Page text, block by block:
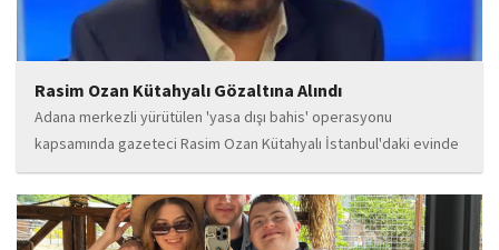
Rasim Ozan Kütahyalı Gözaltına Alındı
Adana merkezli yürütülen 'yasa dışı bahis' operasyonu
kapsamında gazeteci Rasim Ozan Kütahyalı İstanbul'daki evinde
gözaltına alındı.